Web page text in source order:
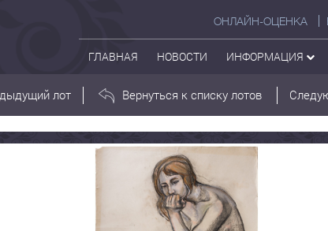
ОНЛАЙН-ОЦЕНКА
ГЛАВНАЯ НОВОСТИ ИНФОРМАЦИЯ
лот Вернуться к списку лотов